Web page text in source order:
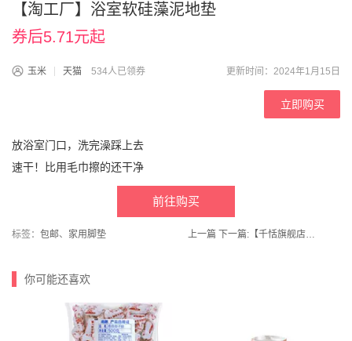
【淘工厂】浴室软硅藻泥地垫
券后5.71元起
玉米 天猫 534人已领券 更新时间：2024年1月15日
立即购买
放浴室门口，洗完澡踩上去
速干！比用毛巾擦的还干净
前往购买
标签： 包邮、 家用脚垫 上一篇 下一篇: 【千恬旗舰店】新货炒花生原味炒花生1000g
你可能还喜欢